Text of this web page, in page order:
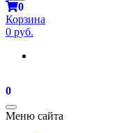
0
Корзина
0 руб.
0
Toggle
navigation
Меню сайта